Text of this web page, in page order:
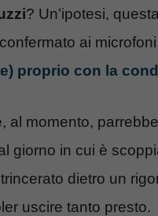
? Un’ipotesi,
ai
proprio con la
al momento,
giorno in cui è
dietro un
uscire tanto presto.